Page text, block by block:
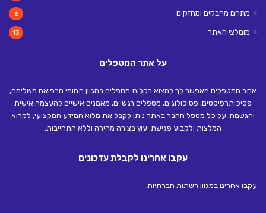
מתחם מחבקים ומחזקים 6
מומלצי האתר 13
על אתר המטפלים
אתר המטפלים מאפשר לך למצוא בקלות מטפלים במגוון תחומי הרפואה משלימה,
פסיכותרפיסטים, פסיכולוגים, מטפלים רגשיים, מאמנים אישיים להעצמה אישית
והגשמה. על כל מטפל החבר באתר ניתן לקבל את מלוא המידע המקצועי, לקרוא
המלצות ולקבוע פגישת יעוץ בצורה מהירה וללא התחייבות.
עקבו אחרינו לקבלת עדכונים
עקבו אחרינו במגוון רשתות חברתיות